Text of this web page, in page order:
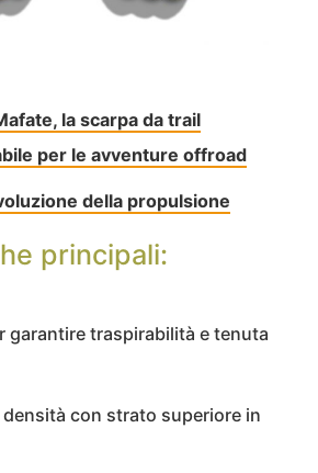
la scarpa da trail
per le avventure offroad
della propulsione
principali:
garantire traspirabilità e tenuta
con strato superiore in